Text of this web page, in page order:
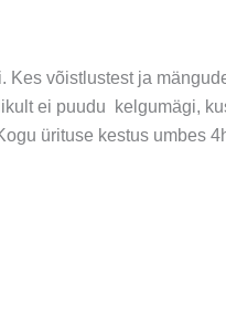
võistlustest ja
ei puudu kelgumägi,
ürituse kestus umbes